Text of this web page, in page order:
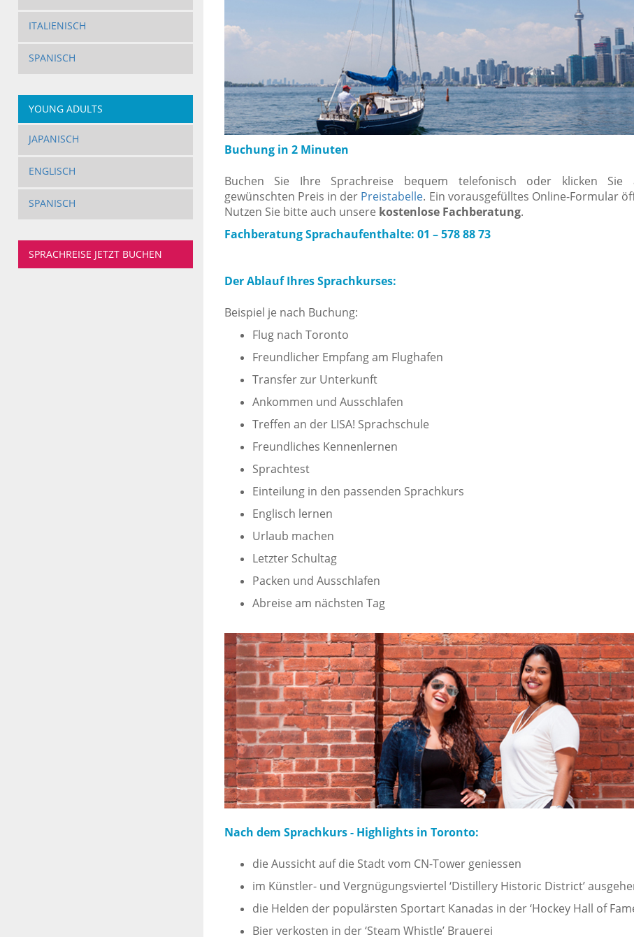
ITALIENISCH
SPANISCH
YOUNG ADULTS
JAPANISCH
ENGLISCH
SPANISCH
SPRACHREISE JETZT BUCHEN
Buchung in 2 Minuten
Buchen Sie Ihre Sprachreise bequem telefonisch oder klicken Sie
gewünschten Preis in der Preistabelle. Ein vorausgefülltes Online-Formular
Nutzen Sie bitte auch unsere kostenlose Fachberatung.
Fachberatung Sprachaufenthalte: 01 – 578 88 73
Der Ablauf Ihres Sprachkurses:
Beispiel je nach Buchung:
Flug nach Toronto
Freundlicher Empfang am Flughafen
Transfer zur Unterkunft
Ankommen und Ausschlafen
Treffen an der LISA! Sprachschule
Freundliches Kennenlernen
Sprachtest
Einteilung in den passenden Sprachkurs
Englisch lernen
Urlaub machen
Letzter Schultag
Packen und Ausschlafen
Abreise am nächsten Tag
Nach dem Sprachkurs - Highlights in Toronto:
die Aussicht auf die Stadt vom CN-Tower geniessen
im Künstler- und Vergnügungsviertel ‘Distillery Historic District’
die Helden der populärsten Sportart Kanadas in der ‘Hockey Hall of
Bier verkosten in der ‘Steam Whistle’ Brauerei